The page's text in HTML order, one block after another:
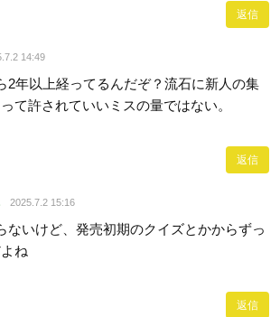
返信
14:49
2年以上経ってるんだぞ？流石に新人の集
て許されていいミスの量ではない。
返信
2025.7.2 15:16
ないけど、発売初期のクイズとかからずっ
ね
返信